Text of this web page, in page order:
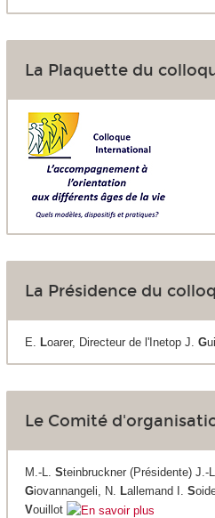
La Plaquette du
La Présidence du
E. Loarer, Directeur de l'Inetop J. G
Le Comité
M.-L. Steinbruckner (Présidente) J.-
Giovannangeli, N. Lallemand I. S
Vouillot